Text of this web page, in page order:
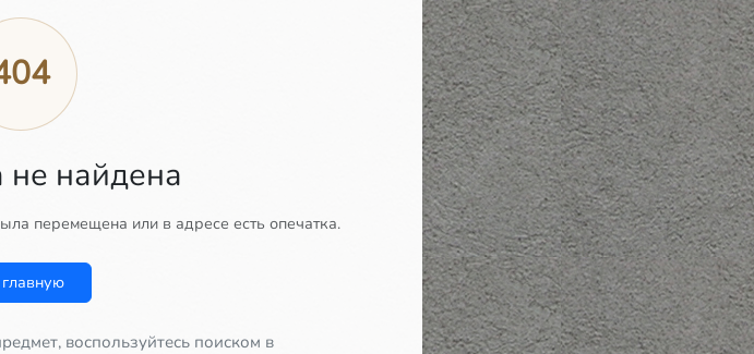
не найдена
перемещена или в адресе есть опечатка.
воспользуйтесь поиском в